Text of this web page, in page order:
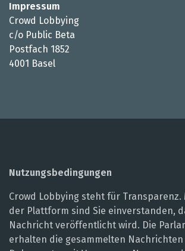
Impressum
Crowd Lobbying
c/o Public Beta
Postfach 1852
4001 Basel
Nutzungsbedingungen
Crowd Lobbying steht für
der Plattform sind Sie einverstanden,
Nachricht veröffentlicht wird. Die
erhalten die gesammelten Nachrichten